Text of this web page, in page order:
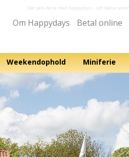
Kør selv-ferie med Happydays - lidt bedre
Om Happydays Betal online
Weekendophold Miniferie